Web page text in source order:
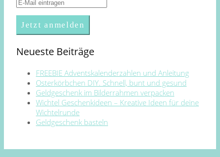
Neueste Beiträge
FREEBIE Adventskalenderzahlen und Anleitung
Osterkörbchen DIY. Schnell, bunt und gesund
Geldgeschenk im Bilderrahmen verpacken
Wichtel Geschenkideen – Kreative Ideen für deine
Wichtelrunde
Geldgeschenk basteln